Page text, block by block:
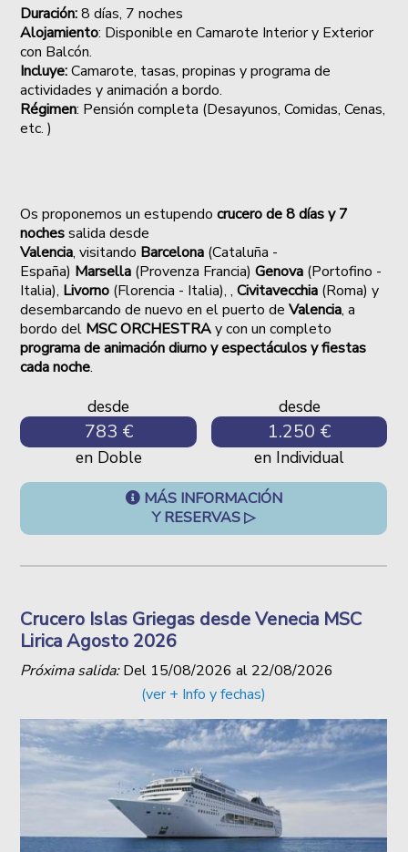
Duración:8 días, 7 noches
Alojamiento: Disponible en Camarote Interior y Exterior
con Balcón.
Incluye:Camarote, tasas, propinas y programa de
actividades y animación a bordo.
Régimen: Pensión completa (Desayunos, Comidas, Cenas,
etc. )
Os proponemos un estupendocrucero de 8 días y 7
nochessalida desde
Valencia, visitando Barcelona (Cataluña -
España) Marsella (Provenza Francia) Genova (Portofino -
Italia), Livorno (Florencia - Italia), ,Civitavecchia (Roma)y
desembarcando de nuevo en el puerto deValencia, a
bordo del MSC ORCHESTRAy con un completo
programa de animación diurno y espectáculos y fiestas
cada noche.
desde
783 €
en Doble
desde
1.250 €
en Individual
MÁS INFORMACIÓN
Y RESERVAS ▷
Crucero Islas Griegas desde Venecia MSC
Lirica Agosto 2026
Próxima salida:Del 15/08/2026 al 22/08/2026
(ver + Info y fechas)